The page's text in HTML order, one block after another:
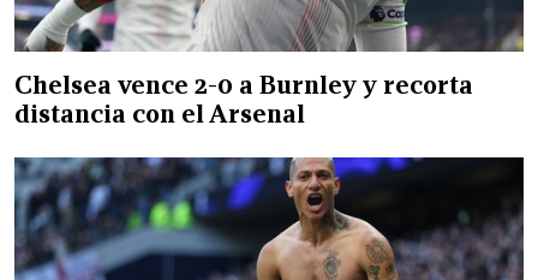
Chelsea vence 2-0 a Burnley y recorta
distancia con el Arsenal